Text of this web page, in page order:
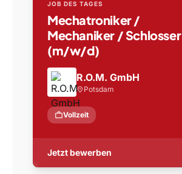
JOB DES TAGES
Mechatroniker /
Mechaniker / Schlosser
(m/w/d)
R.O.M. GmbH
location_on Potsdam
workVollzeit
Jetzt bewerben